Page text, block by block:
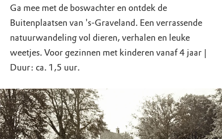
Ga mee met de boswachter en ontdek de
Buitenplaatsen van 's-Graveland. Een verrassende
natuurwandeling vol dieren, verhalen en leuke
weetjes. Voor gezinnen met kinderen vanaf 4 jaar |
Duur: ca. 1,5 uur.